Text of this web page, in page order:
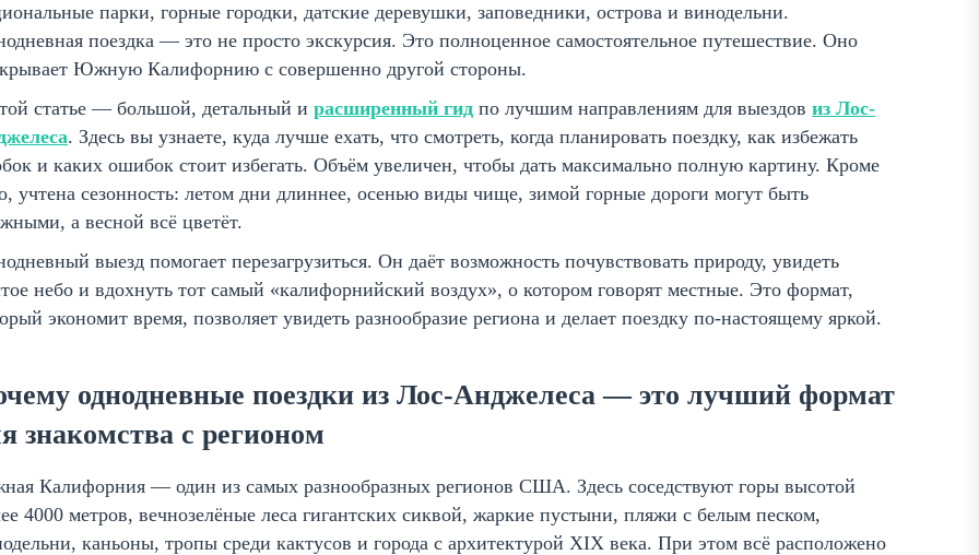
парки, горные городки, датские деревушки, заповедники, острова и винодельни.
поездка — это не просто экскурсия. Это полноценное самостоятельное путешествие. Оно
Южную Калифорнию с совершенно другой стороны.
статье — большой, детальный и расширенный гид по лучшим направлениям для выездов из Лос-
. Здесь вы узнаете, куда лучше ехать, что смотреть, когда планировать поездку, как избежать
и каких ошибок стоит избегать. Объём увеличен, чтобы дать максимально полную картину. Кроме
учтена сезонность: летом дни длиннее, осенью виды чище, зимой горные дороги могут быть
а весной всё цветёт.
выезд помогает перезагрузиться. Он даёт возможность почувствовать природу, увидеть
небо и вдохнуть тот самый «калифорнийский воздух», о котором говорят местные. Это формат,
экономит время, позволяет увидеть разнообразие региона и делает поездку по-настоящему яркой.
однодневные поездки из Лос-Анджелеса — это лучший формат
знакомства с регионом
Калифорния — один из самых разнообразных регионов США. Здесь соседствуют горы высотой
4000 метров, вечнозелёные леса гигантских сиквой, жаркие пустыни, пляжи с белым песком,
каньоны, тропы среди кактусов и города с архитектурой XIX века. При этом всё расположено